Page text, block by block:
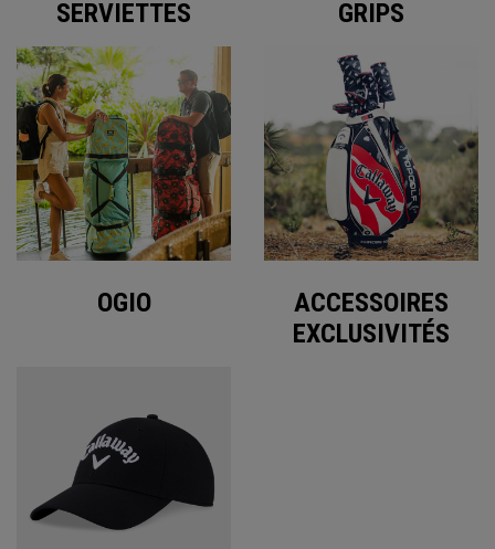
SERVIETTES GRIPS
OGIO
ACCESSOIRES
EXCLUSIVITÉS